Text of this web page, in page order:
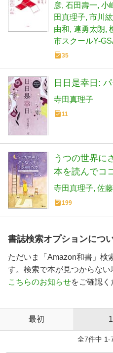
彦 石田壽一 小
田真理子 市川紘
由和 連勇太朗
市スクールY-
35
日日是幸日:
寺田真理子
11
うつの世界に
本を読んでコ
よう
寺田真理子 佐
199
書誌検索オプションにつ
ただいま「Amazon和書」検
す。検索で本が見つからな
こちらのお知らせをご確認く
最初 1
全7件中 1-